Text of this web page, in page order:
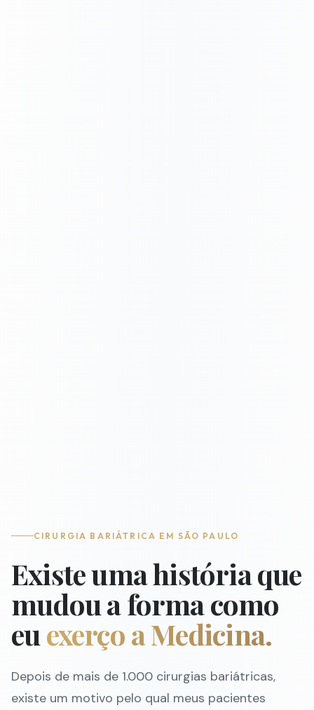
CIRURGIA BARIÁTRICA EM SÃO PAULO
Existe uma história que
mudou a forma como
eu exerço a Medicina.
Depois de mais de 1.000 cirurgias bariátricas,
existe um motivo pelo qual meus pacientes